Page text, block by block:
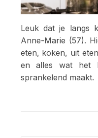
Leuk dat je langs
Anne-Marie (57).
eten, koken, uit
en alles wat het
sprankelend maakt.